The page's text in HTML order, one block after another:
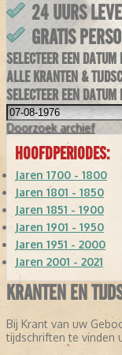
24 UURS
GRATIS
SELECTEER EEN DATUM
ALLE KRANTEN &
SELECTEER EEN
Doorzoek archief
HOOFDPERIODES:
Jaren 1700 - 1800
Jaren 1801 - 1850
Jaren 1851 - 1900
Jaren 1901 - 1950
Jaren 1951 - 2000
Jaren 2001 - 2021
KRANTEN EN
Bij Krant van uw
tijdschriften te vinden